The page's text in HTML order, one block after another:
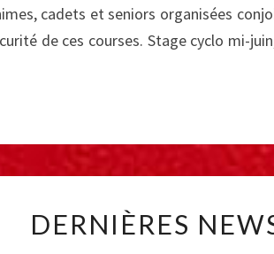
cadets et seniors organisées
de ces courses. Stage cyclo mi-
NEWS
DERNIÈRES